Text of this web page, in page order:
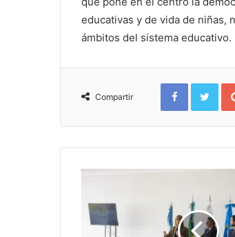
educativas y de vida de niñas,
ámbitos del sistema educativo.
Compartir
Facebook